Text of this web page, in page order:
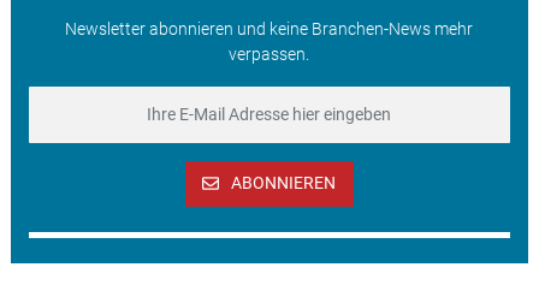
Newsletter abonnieren und keine Branchen-News mehr
verpassen.
ABONNIEREN